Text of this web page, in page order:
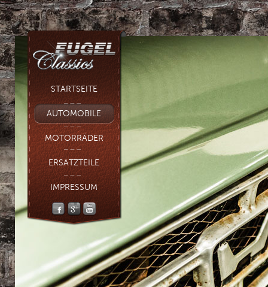
STARTSEITE
AUTOMOBILE
MOTORRÄDER
ERSATZTEILE
IMPRESSUM